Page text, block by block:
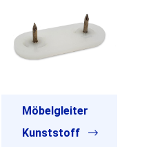
Möbelgleiter
Kunststoff